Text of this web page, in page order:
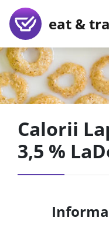
eat &
Calorii
3,5 %